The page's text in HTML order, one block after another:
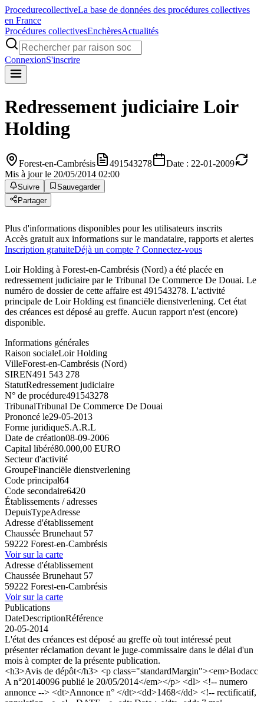
ProcedurecollectiveLa base de données des procédures collectives
en France
Procédures collectivesEnchèresActualités
ConnexionS'inscrire
Redressement judiciaire Loir
Holding
Forest-en-Cambrésis 491543278
Date : 22-01-2009
Mis à jour le 20/05/2014 02:00
Suivre
Sauvegarder
Partager
Plus d'informations disponibles pour les utilisateurs inscrits
Accès gratuit aux informations sur le mandataire, rapports et alertes
Inscription gratuiteDéjà un compte ? Connectez-vous
Loir Holding à Forest-en-Cambrésis (Nord) a été placée en
redressement judiciaire par le Tribunal De Commerce De Douai. Le
numéro de dossier de cette affaire est 491543278. L'activité
principale de Loir Holding est financiële dienstverlening. Cet état
des créances est déposé au greffe. Aucun rapport n'est (encore)
disponible.
Informations générales
Raison socialeLoir Holding
VilleForest-en-Cambrésis (Nord)
SIREN491 543 278
StatutRedressement judiciaire
N° de procédure491543278
TribunalTribunal De Commerce De Douai
Prononcé le29-05-2013
Forme juridiqueS.A.R.L
Date de création08-09-2006
Capital libéré80.000,00 EURO
Secteur d'activité
GroupeFinanciële dienstverlening
Code principal64
Code secondaire6420
Établissements / adresses
DepuisTypeAdresse
Adresse d'établissement
Chaussée Brunehaut 57
59222 Forest-en-Cambrésis
Voir sur la carte
Adresse d'établissement
Chaussée Brunehaut 57
59222 Forest-en-Cambrésis
Voir sur la carte
Publications
DateDescriptionRéférence
20-05-2014
L'état des créances est déposé au greffe où tout intéressé peut
présenter réclamation devant le juge-commissaire dans le délai d'un
mois à compter de la présente publication.
<h3>Avis de dépôt</h3> <p class="standardMargin"><em>Bodacc
A n°20140096 publié le 20/05/2014</em></p> <dl> <!-- numero
annonce --> <dt>Annonce n° </dt><dd>1468</dd> <!-- rectificatif,